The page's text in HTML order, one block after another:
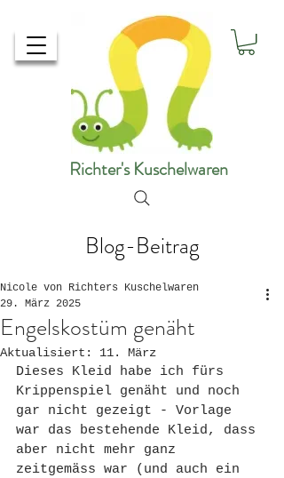
Richter's Kuschelwaren
Blog-Beitrag
Engelskostüm genäht
Nicole von Richters Kuschelwaren
29. März 2025
Aktualisiert: 11. März
Dieses Kleid habe ich fürs
Krippenspiel genäht und noch
gar nicht gezeigt - Vorlage
war das bestehende Kleid, dass
aber nicht mehr ganz
zeitgemäss war (und auch ein